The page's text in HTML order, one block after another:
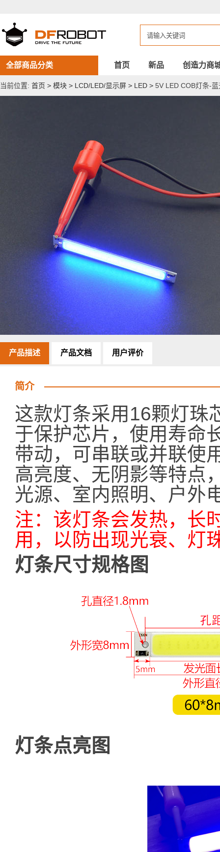
COB
灯
条-
蓝
光
全部商品分类 首页 新品 创造力商
当前位置: 首页 > 模块 > LCD/LED/显示屏 > LED > 5V LED COB灯条-蓝
产品描述 产品文档 用户评价
简介
这款灯条采用16颗灯珠
于保护芯片，使用寿命
带动，可串联或并联使
高亮度、无阴影等特点
光源、室内照明、户外
注：该灯条会发热，长
用，以防出现光衰、灯
灯条尺寸规格图
灯条点亮图